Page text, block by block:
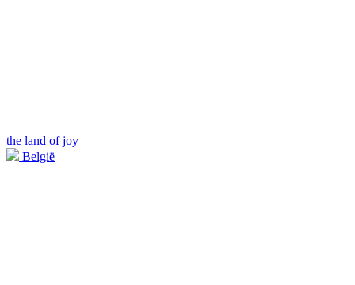
the land of joy
België